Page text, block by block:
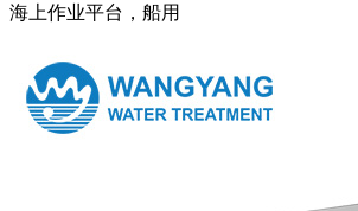
海上作业平台，船用